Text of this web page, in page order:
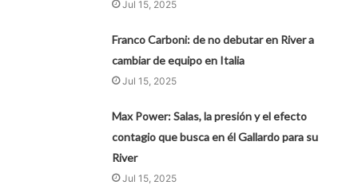
Jul 15, 2025
Franco Carboni: de no debutar en River a
cambiar de equipo en Italia
Jul 15, 2025
Max Power: Salas, la presión y el efecto
contagio que busca en él Gallardo para su
River
Jul 15, 2025